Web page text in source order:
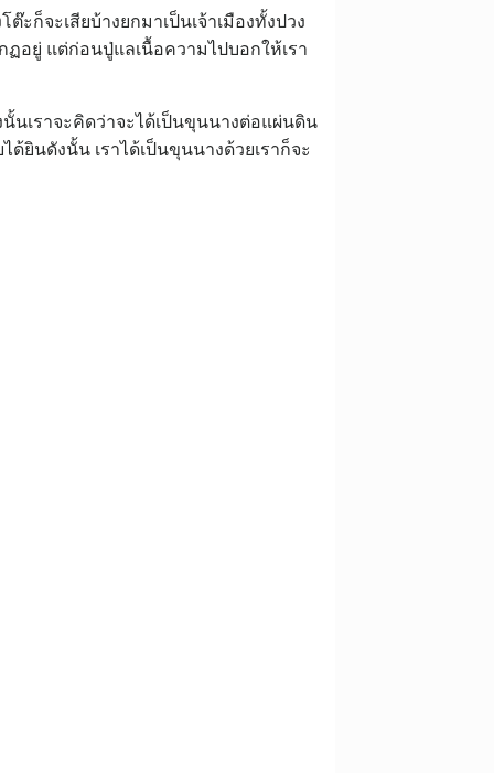
ก็จะเสียบ้างยกมาเป็นเจ้าเมืองทั้งปวง
ฏอยู่ แต่ก่อนปู่แลเนื้อความไปบอกให้เรา
นเราจะคิดว่าจะได้เป็นขุนนางต่อแผ่นดิน
ด้ยินดังนั้น เราได้เป็นขุนนางด้วยเราก็จะ